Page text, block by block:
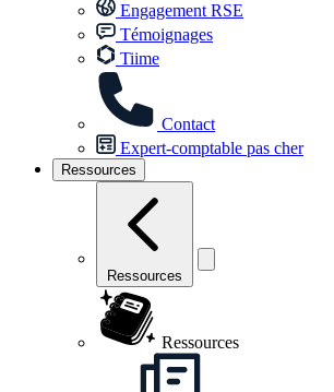
Engagement RSE
Témoignages
Tiime
Contact
Expert-comptable pas cher
Ressources
Ressources
Ressources